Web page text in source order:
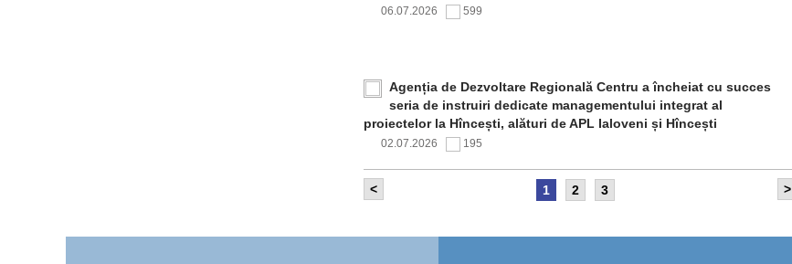
06.07.2026 599
Agenția de Dezvoltare Regională Centru a încheiat cu succes
seria de instruiri dedicate managementului integrat al
proiectelor la Hîncești, alături de APL Ialoveni și Hîncești
02.07.2026 195
Comitetul de Supraveghere al proiectului „Îmbunătățirea
implementării și opțiunile de operare a serviciului regional de
< >
1 2 3